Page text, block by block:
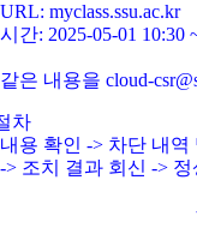
myclass.ssu.ac.kr
간: 2025-05-01 10:30
은 내용을 cloud-
차
용 확인 -> 차단 내
> 조치 결과 회신 ->